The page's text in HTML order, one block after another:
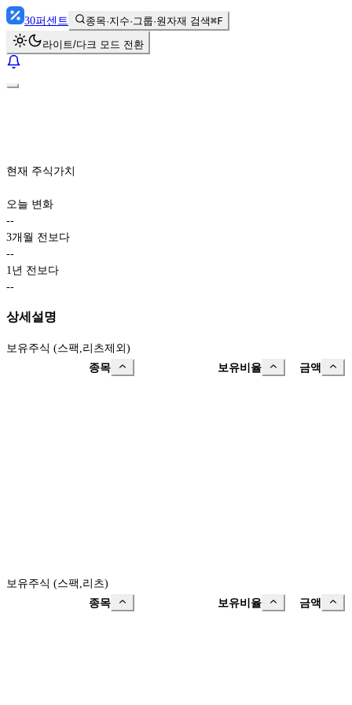
30퍼센트 종목·지수·그룹·원자재 검색⌘F
라이트/다크 모드 전환
현재 주식가치
오늘 변화
--
3개월 전보다
--
1년 전보다
--
상세설명
보유주식 (스팩,리츠제외)
종목
보유비율 금액
보유주식 (스팩,리츠)
종목
보유비율 금액